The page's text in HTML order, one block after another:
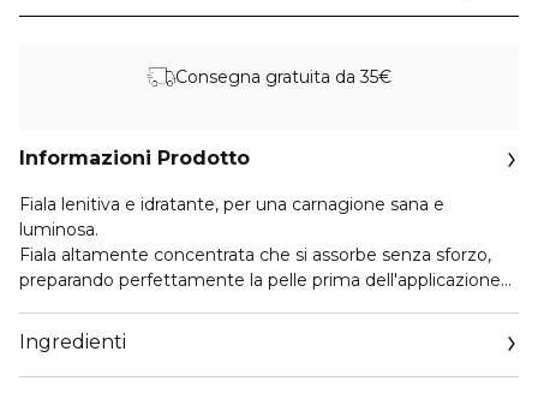
Consegna gratuita da 35€
Informazioni Prodotto
Fiala lenitiva e idratante, per una carnagione sana e
luminosa.
Fiala altamente concentrata che si assorbe senza sforzo,
preparando perfettamente la pelle prima dell'applicazione
produzione di sebo, oltre ad essere non comedogenico.
Lenisce la pelle irritata grazie all'alta concentrazione di
estratto di foglia di cuore. Il pantenolo, l’acido ialuronico e la
Ingredienti